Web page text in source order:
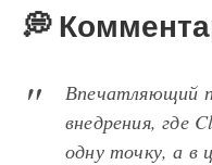
💭
Впечатляющий
внедрения, где
одну точку, а в